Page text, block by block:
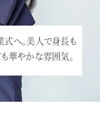
へ。美人で身長も
華やかな雰囲気。